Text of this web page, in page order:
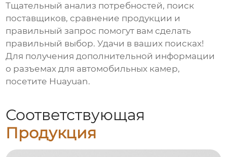
Тщательный анализ потребностей, поиск
поставщиков, сравнение продукции и
правильный запрос помогут вам сделать
правильный выбор. Удачи в ваших поисках!
Для получения дополнительной информации
о разъемах для автомобильных камер,
посетите Huayuan.
Соответствующая
Продукция